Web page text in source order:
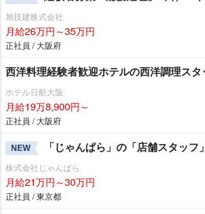
旭技建株式会社
月給26万円～35万円
正社員 / 大阪府
西洋料理経験者歓迎ホテルの西洋調理スタ
ホテル日航大阪
月給19万8,900円～
正社員 / 大阪府
NEW 「じゃんぱら」の「店舗スタッフ」
株式会社じゃんぱら
月給21万円～30万円
正社員 / 東京都